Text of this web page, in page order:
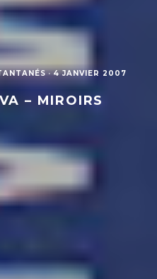
· 4 JANVIER 2007
– MIROIRS